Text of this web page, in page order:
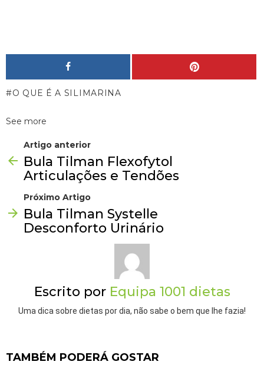
O QUE É A SILIMARINA
See more
Artigo anterior
Bula Tilman Flexofytol
Articulações e Tendões
Próximo Artigo
Bula Tilman Systelle
Desconforto Urinário
Escrito por Equipa 1001 dietas
Uma dica sobre dietas por dia, não sabe o bem que lhe fazia!
TAMBÉM PODERÁ GOSTAR